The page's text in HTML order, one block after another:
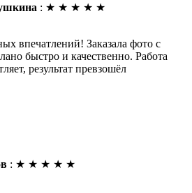
: ★ ★ ★ ★ ★
впечатлений! Заказала фото с
быстро и качественно. Работа
результат превзошёл
: ★ ★ ★ ★ ★